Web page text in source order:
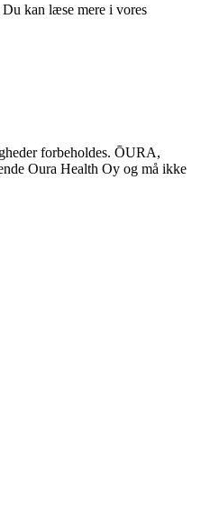
Du kan læse mere i vores
forbeholdes. ŌURA,
Oura Health Oy og må ikke